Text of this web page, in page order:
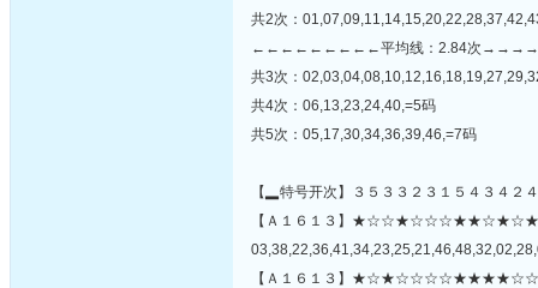
共2次：
←←←←←←←←←平均线：2.84次
共3次：
共4次：06,13,23,24,40,=5码
共5次：05,17,30,34,36,39,46,=7码
【▂特号开次】３５３３２３１５４３４２
【Ａ１６１３】
【Ａ１６１３】